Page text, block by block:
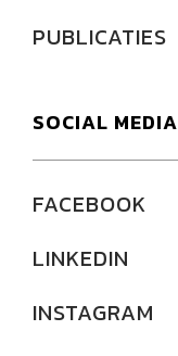
PUBLICATIES
SOCIAL MEDIA
FACEBOOK
LINKEDIN
INSTAGRAM